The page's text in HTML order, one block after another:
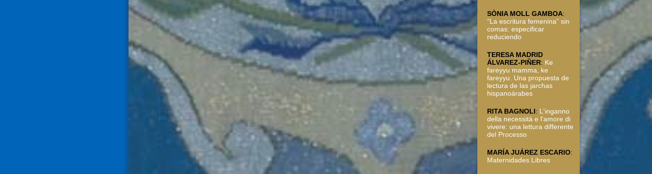
SÒNIA MOLL GAMBOA:
“La escritura femenina” sin
comas: especificar
reduciendo
TERESA MADRID
ÁLVAREZ-PIÑER: Ke
fareyyu mamma, ke
fareyyu. Una propuesta de
lectura de las jarchas
hispanoárabes
RITA BAGNOLI: L'inganno
della necessità e l'amore di
vivere: una lettura differente
del Processo
MARÍA JUÁREZ ESCARIO:
Maternidades Libres